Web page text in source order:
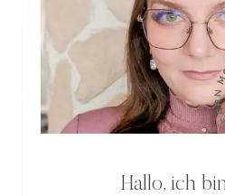
WICHTIGEN
INFOS
Hallo, ich